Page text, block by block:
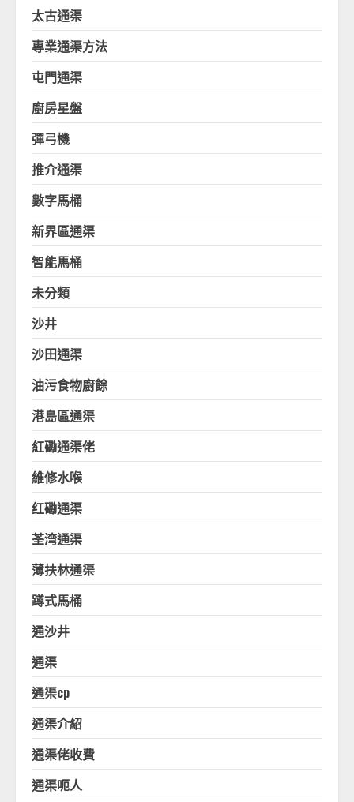
太古通渠
專業通渠方法
屯門通渠
廚房星盤
彈弓機
推介通渠
數字馬桶
新界區通渠
智能馬桶
未分類
沙井
沙田通渠
油污食物廚餘
港島區通渠
紅磡通渠佬
維修水喉
红磡通渠
荃湾通渠
薄扶林通渠
蹲式馬桶
通沙井
通渠
通渠cp
通渠介紹
通渠佬收費
通渠呃人